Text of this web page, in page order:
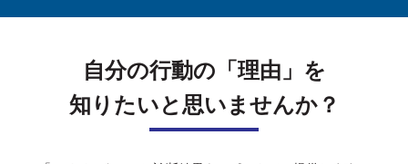
自分の行動の「理由」を
知りたいと思いませんか？